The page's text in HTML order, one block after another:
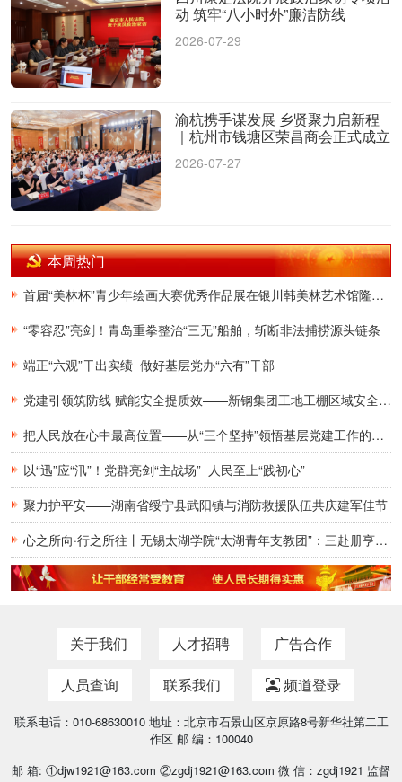
动 筑牢“八小时外”廉洁防线
2026-07-29
渝杭携手谋发展 乡贤聚力启新程
｜杭州市钱塘区荣昌商会正式成立
2026-07-27
本周热门
首届“美林杯”青少年绘画大赛优秀作品展在银川韩美林艺术馆隆重开幕
“零容忍”亮剑！青岛重拳整治“三无”船舶，斩断非法捕捞源头链条
端正“六观”干出实绩 做好基层党办“六有”干部
党建引领筑防线 赋能安全提质效——新钢集团工地工棚区域安全管理创新实践研究
把人民放在心中最高位置——从“三个坚持”领悟基层党建工作的为民初心
以“迅”应“汛”！党群亮剑“主战场” 人民至上“践初心”
聚力护平安——湖南省绥宁县武阳镇与消防救援队伍共庆建军佳节
心之所向·行之所往丨无锡太湖学院“太湖青年支教团”：三赴册亨，十年之约再启盛夏
关于我们 人才招聘
广告合作
人员查询
联系我们 频道登录
联系电话：010-68630010 地址：北京市石景山区京原路8号新华社第二工
作区 邮 编：100040
邮 箱: ①djw1921@163.com ②zgdj1921@163.com 微 信：zgdj1921 监督